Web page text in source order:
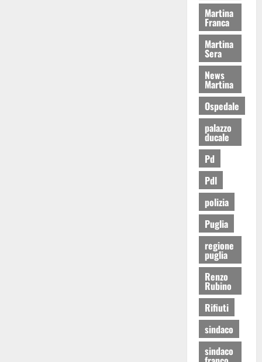
Martina
Franca
Martina
Sera
News
Martina
Ospedale
palazzo
ducale
Pd
Pdl
polizia
Puglia
regione
puglia
Renzo
Rubino
Rifiuti
sindaco
sindaco